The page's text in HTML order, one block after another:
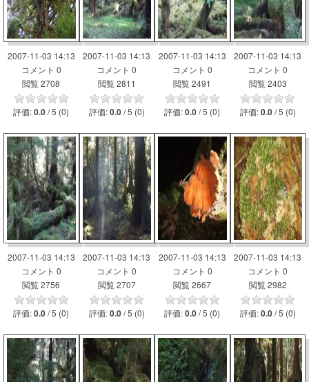
2007-11-03 14:13
コメント 0
閲覧 2708
評価:0.0 / 5 (0)
2007-11-03 14:13
コメント 0
閲覧 2811
評価:0.0 / 5 (0)
2007-11-03 14:13
コメント 0
閲覧 2491
評価:0.0 / 5 (0)
2007-11-03 14:13
コメント 0
閲覧 2403
評価:0.0 / 5 (0)
2007-11-03 14:13
コメント 0
閲覧 2756
評価:0.0 / 5 (0)
2007-11-03 14:13
コメント 0
閲覧 2707
評価:0.0 / 5 (0)
2007-11-03 14:13
コメント 0
閲覧 2667
評価:0.0 / 5 (0)
2007-11-03 14:13
コメント 0
閲覧 2982
評価:0.0 / 5 (0)